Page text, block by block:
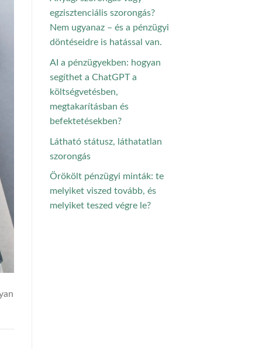
egzisztenciális szorongás?
Nem ugyanaz – és a pénzügyi
döntéseidre is hatással van.
AI a pénzügyekben: hogyan
segíthet a ChatGPT a
költségvetésben,
megtakarításban és
befektetésekben?
Látható státusz, láthatatlan
szorongás
Örökölt pénzügyi minták: te
melyiket viszed tovább, és
melyiket teszed végre le?